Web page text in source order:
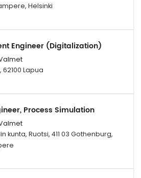
Helsinki
Engineer (Digitalization)
Lapua
Process Simulation
kunta, Ruotsi, 411 03 Gothenburg,